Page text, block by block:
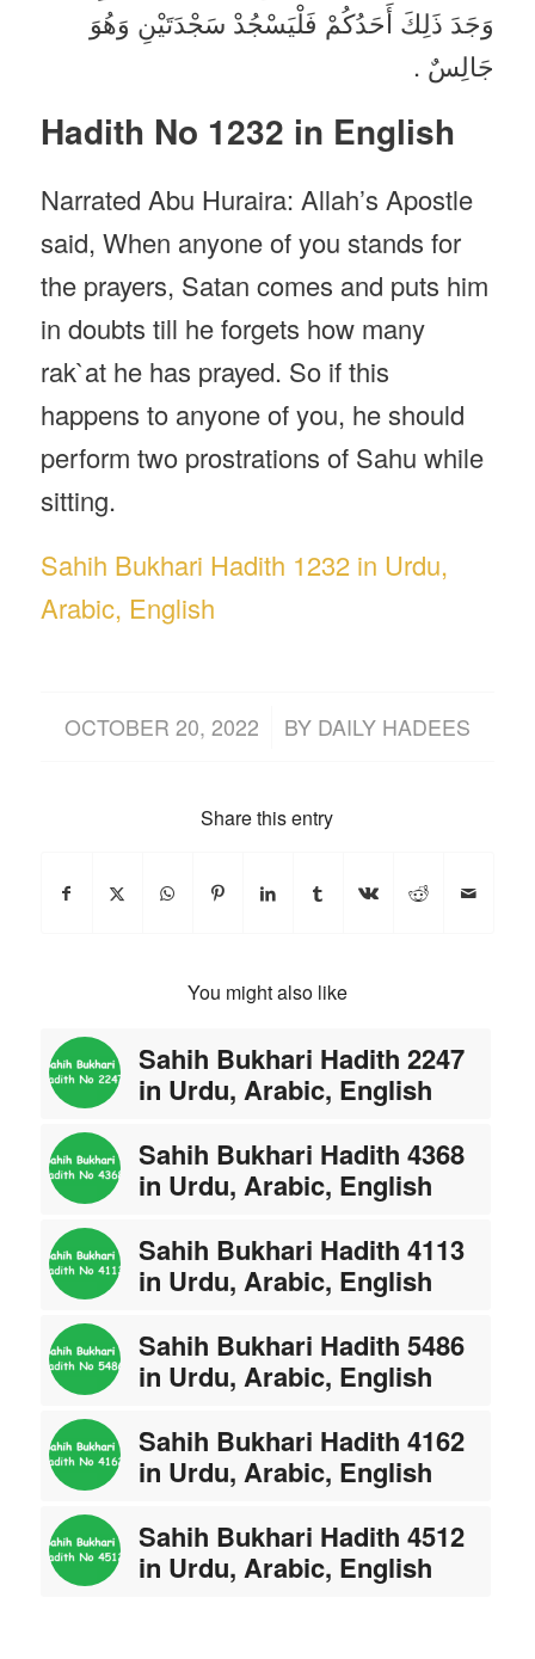
وَجَدَ ذَلِكَ أَحَدُكُمْ فَلْيَسْجُدْ سَجْدَتَيْنِ وَهُوَ
جَالِسٌ .
Hadith No 1232 in English
Narrated Abu Huraira: Allah’s Apostle
said, When anyone of you stands for
the prayers, Satan comes and puts him
in doubts till he forgets how many
rak`at he has prayed. So if this
happens to anyone of you, he should
perform two prostrations of Sahu while
sitting.
Sahih Bukhari Hadith 1232 in Urdu,
Arabic, English
OCTOBER 20, 2022
/ BY DAILY HADEES
Share this entry
You might also like
Sahih Bukhari Hadith 2247
in Urdu, Arabic, English
Sahih Bukhari Hadith 4368
in Urdu, Arabic, English
Sahih Bukhari Hadith 4113
in Urdu, Arabic, English
Sahih Bukhari Hadith 5486
in Urdu, Arabic, English
Sahih Bukhari Hadith 4162
in Urdu, Arabic, English
Sahih Bukhari Hadith 4512
in Urdu, Arabic, English